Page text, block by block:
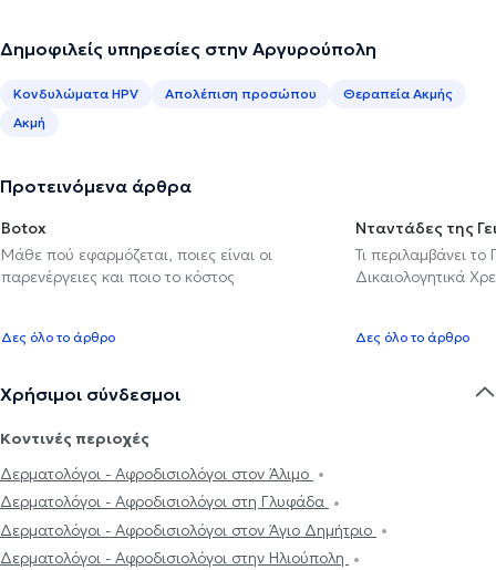
Δημοφιλείς υπηρεσίες στην Αργυρούπολη
Κονδυλώματα HPV Απολέπιση προσώπου
Θεραπεία Ακμής
Ακμή
Προτεινόμενα άρθρα
Botox
Μάθε πού εφαρμόζεται, ποιες είναι οι
παρενέργειες και ποιο το κόστος
Δες όλο το άρθρο
Νταντάδες της
Τι περιλαμβάνει
Δικαιολογητικά
Δες όλο το άρθρο
Χρήσιμοι σύνδεσμοι
Κοντινές περιοχές
Δερματολόγοι - Αφροδισιολόγοι στον Άλιμο
Δερματολόγοι - Αφροδισιολόγοι στη Γλυφάδα
Δερματολόγοι - Αφροδισιολόγοι στον Άγιο Δημήτριο
Δερματολόγοι - Αφροδισιολόγοι στην Ηλιούπολη